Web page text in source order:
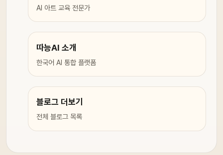
AI 아트 교육 전문가
따능AI 소개
한국어 AI 통합 플랫폼
블로그 더보기
전체 블로그 목록